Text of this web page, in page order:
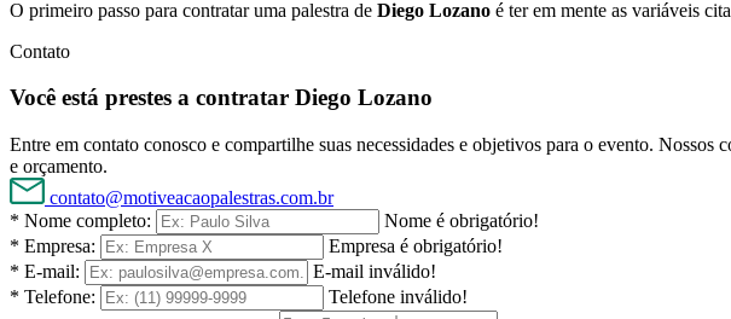
O primeiro passo para contratar uma palestra de Diego Lozano é ter em mente as variáveis
Contato
Você está prestes a contratar Diego Lozano
Entre em contato conosco e compartilhe suas necessidades e objetivos para o evento.
e orçamento.
contato@motiveacaopalestras.com.br
* Nome completo:
Nome é obrigatório!
* Empresa:
Empresa é obrigatório!
* E-mail:
E-mail inválido!
* Telefone:
Telefone inválido!